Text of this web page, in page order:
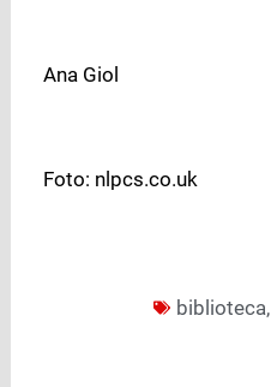
Ana Giol
Foto: nlpcs.co.uk
biblioteca,